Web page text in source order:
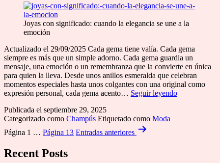
Joyas con significado: cuando la elegancia se une a la
emoción
Actualizado el 29/09/2025 Cada gema tiene valía. Cada gema
siempre es más que un simple adorno. Cada gema guardia un
mensaje, una emoción o un remembranza que la convierte en única
para quien la lleva. Desde unos anillos esmeralda que celebran
momentos especiales hasta unos colgantes con una original como
expresión personal, cada gema acento… Seguir leyendoJoyas
Publicada el septiembre 29, 2025
Categorizado como Champús Etiquetado como Moda
Paginación
entradas
Página 1 … Página 13 Entradas anteriores
Recent Posts